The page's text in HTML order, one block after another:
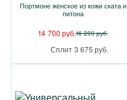
Портмоне женское из кожи ската и
питона
14 700 руб.16 200 руб.
Сплит 3 675 руб.